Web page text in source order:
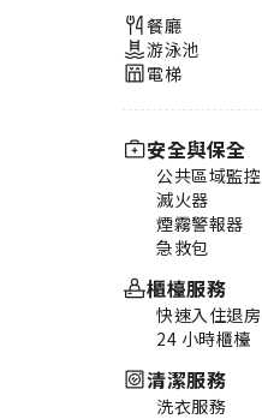
餐廳
游泳池
電梯
安全與保全
公共區域監控
滅火器
煙霧警報器
急救包
櫃檯服務
快速入住退房
24 小時櫃檯
清潔服務
洗衣服務